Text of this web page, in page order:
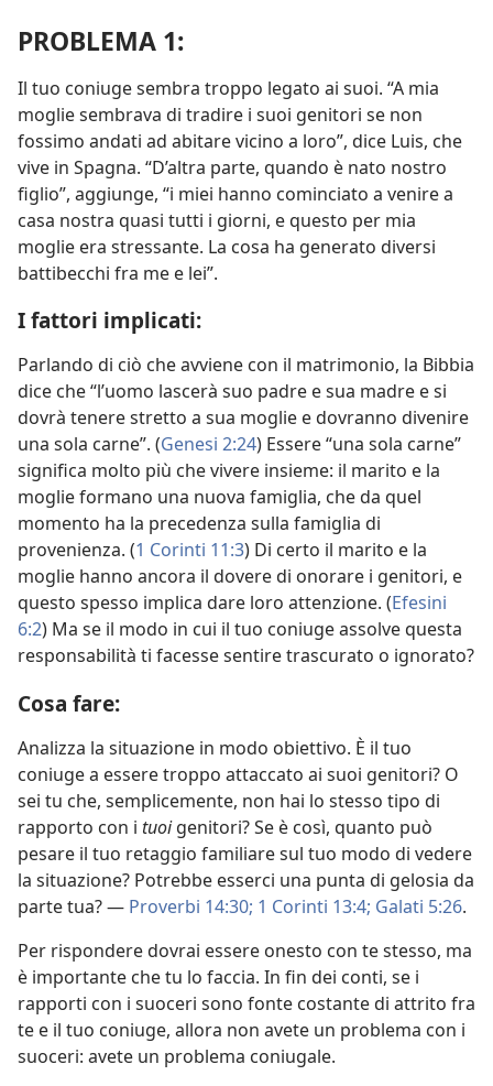
PROBLEMA 1:
Il tuo coniuge sembra troppo legato ai suoi. “A mia
moglie sembrava di tradire i suoi genitori se non
fossimo andati ad abitare vicino a loro”, dice Luis, che
vive in Spagna. “D’altra parte, quando è nato nostro
figlio”, aggiunge, “i miei hanno cominciato a venire a
casa nostra quasi tutti i giorni, e questo per mia
moglie era stressante. La cosa ha generato diversi
battibecchi fra me e lei”.
I fattori implicati:
Parlando di ciò che avviene con il matrimonio, la Bibbia
dice che “l’uomo lascerà suo padre e sua madre e si
dovrà tenere stretto a sua moglie e dovranno divenire
una sola carne”. (Genesi 2:24) Essere “una sola carne”
significa molto più che vivere insieme: il marito e la
moglie formano una nuova famiglia, che da quel
momento ha la precedenza sulla famiglia di
provenienza. (1 Corinti 11:3) Di certo il marito e la
moglie hanno ancora il dovere di onorare i genitori, e
questo spesso implica dare loro attenzione. (Efesini
6:2) Ma se il modo in cui il tuo coniuge assolve questa
responsabilità ti facesse sentire trascurato o ignorato?
Cosa fare:
Analizza la situazione in modo obiettivo. È il tuo
coniuge a essere troppo attaccato ai suoi genitori? O
sei tu che, semplicemente, non hai lo stesso tipo di
rapporto con i tuoigenitori? Se è così, quanto può
pesare il tuo retaggio familiare sul tuo modo di vedere
la situazione? Potrebbe esserci una punta di gelosia da
parte tua? — Proverbi 14:30; 1 Corinti 13:4; Galati 5:26.
Per rispondere dovrai essere onesto con te stesso, ma
è importante che tu lo faccia. In fin dei conti, se i
rapporti con i suoceri sono fonte costante di attrito fra
te e il tuo coniuge, allora non avete un problema con i
suoceri: avete un problema coniugale.